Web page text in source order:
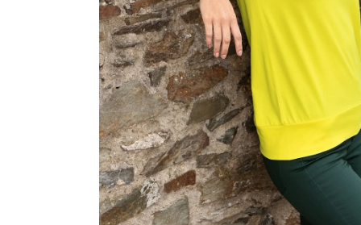
VOLNÝ STŘIH
106 Kč